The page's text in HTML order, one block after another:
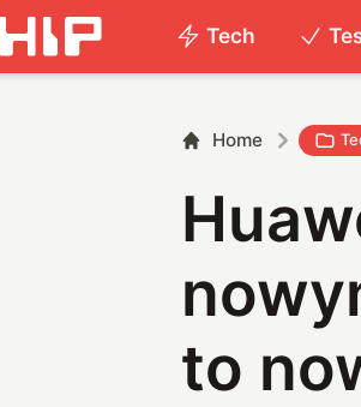
Tech
Home
to